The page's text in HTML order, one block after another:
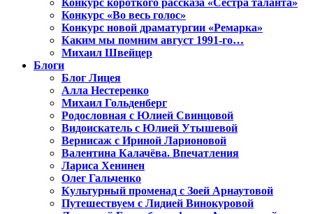
Конкурс короткого рассказа «Сестра таланта»
Конкурс «Во весь голос»
Конкурс новой драматургии «Ремарка»
Каким мы помним август 1991-го…
Михаил Швейцер
Блоги
Блог Лицея
Алла Нестеренко
Михаил Гольденберг
Родословная с Юлией Свинцовой
Видоискатель с Юлией Утышевой
Вернисаж с Ириной Ларионовой
Валентина Калачёва. Впечатления
Лариса Хенинен
Олег Гальченко
Культурный променад с Зоей Арнаутовой
Путешествуем с Лидией Винокуровой